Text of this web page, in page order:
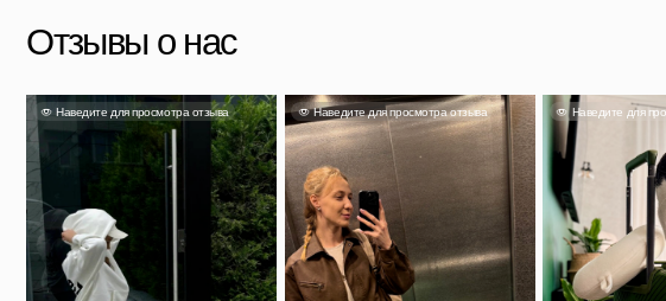
Выглядит прекрасно,
приятная и качественная.
Чемодан отличный, перелёт на
Камчатку и обратно перенес
идеально.
Яна
очень вместительный и главное
легкий. Если выбрали, не
сомневайтесь!
Напишите отзыв о нас в соц. сетях и получите скидку 500 руб на заказ
Скидка 500 ₽ за отзыв